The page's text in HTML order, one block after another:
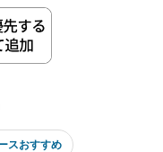
スおすすめ